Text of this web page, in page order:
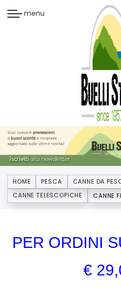
menu
HOME PESCA
CANNE DA
CANNE TELESCOPICHE
PER ORDINI
€